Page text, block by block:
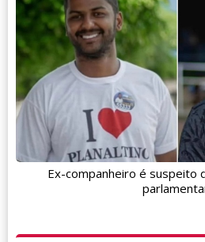
Ex-companheiro é suspeito